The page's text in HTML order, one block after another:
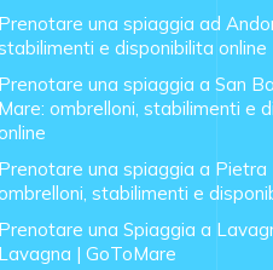
una spiaggia ad
e disponibilita online
una spiaggia a San
ombrelloni, stabilimenti e
una spiaggia a Pietra
stabilimenti e
una Spiaggia a
| GoToMare